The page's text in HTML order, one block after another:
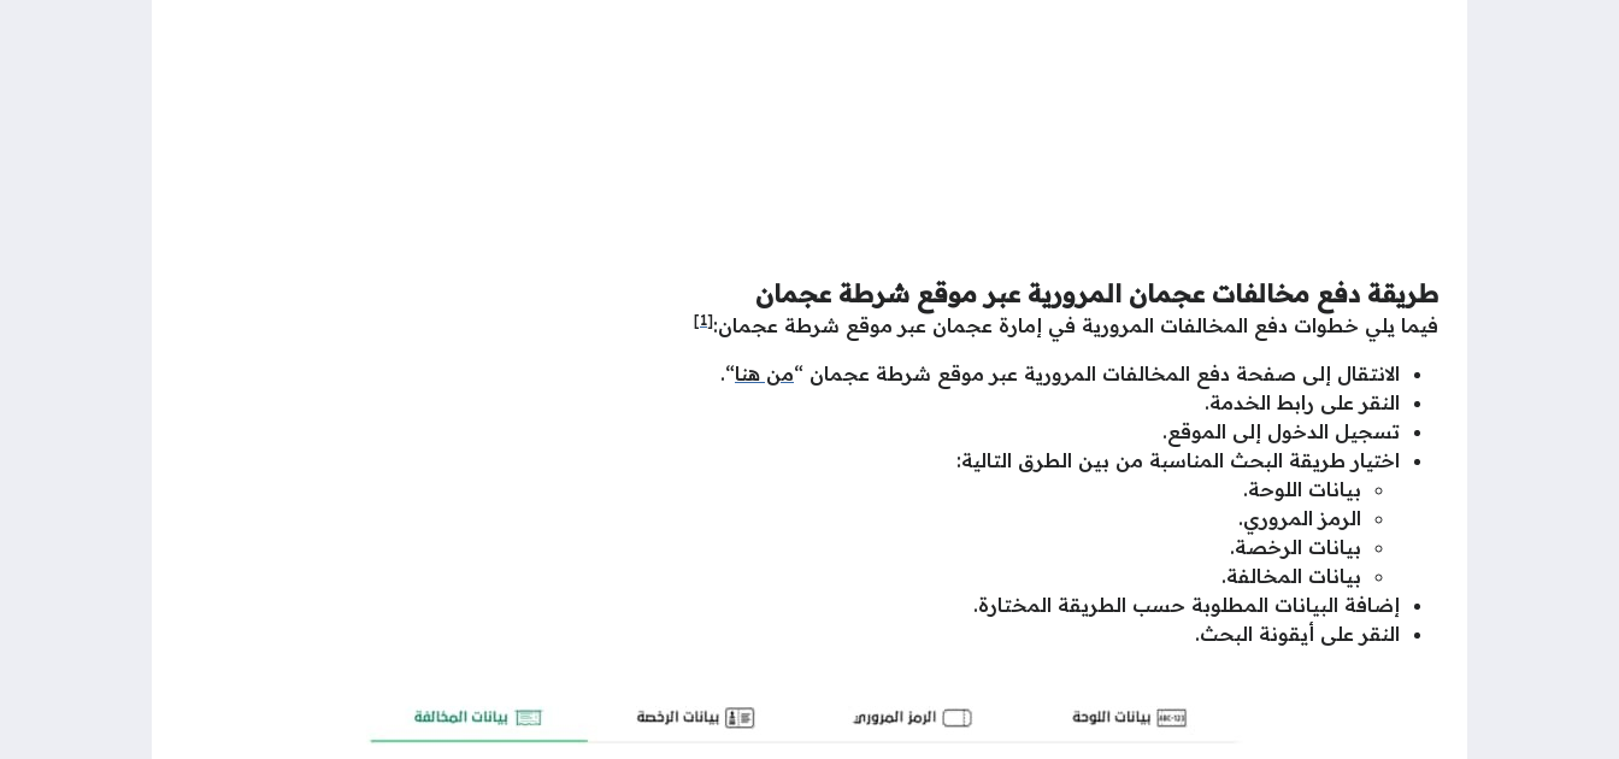
طريقة دفع مخالفات عجمان المرورية عبر موقع شرطة عجمان
فيما يلي خطوات دفع المخالفات المرورية في إمارة عجمان عبر موقع شرطة عجمان:[1]
الانتقال إلى صفحة دفع المخالفات المرورية عبر موقع شرطة عجمان “من هنا“.
النقر على رابط الخدمة.
تسجيل الدخول إلى الموقع.
اختيار طريقة البحث المناسبة من بين الطرق التالية:
بيانات اللوحة.
الرمز المروري.
بيانات الرخصة.
بيانات المخالفة.
إضافة البيانات المطلوبة حسب الطريقة المختارة.
النقر على أيقونة البحث.